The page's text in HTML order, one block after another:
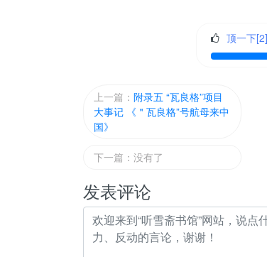
顶一下[2]
上一篇： 附录五 “瓦良格”项目
大事记 《＂瓦良格”号航母来中
国》
下一篇：没有了
发表评论